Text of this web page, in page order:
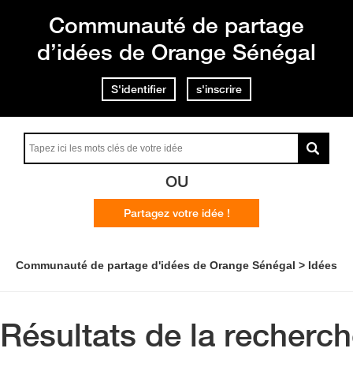
Communauté de partage
d’idées de Orange Sénégal
S'identifier s'inscrire
OU
Partagez votre idée !
Communauté de partage d'idées de Orange Sénégal Idées
Résultats de la